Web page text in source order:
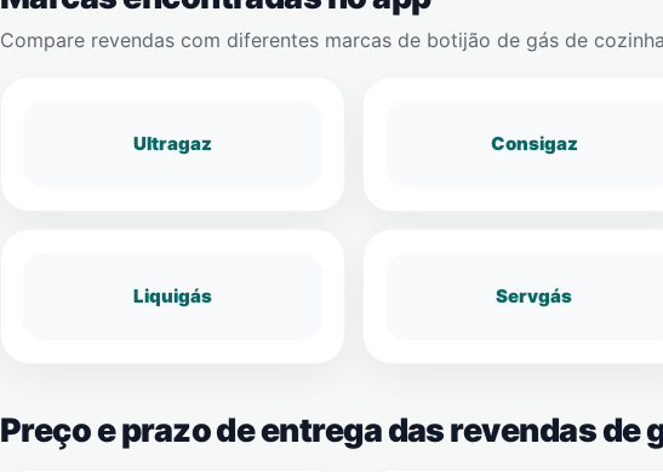
Compare revendas com diferentes marcas de botijão de gás de
Ultragaz Consigaz
Liquigás Servgás
Preço e prazo de entrega das revendas